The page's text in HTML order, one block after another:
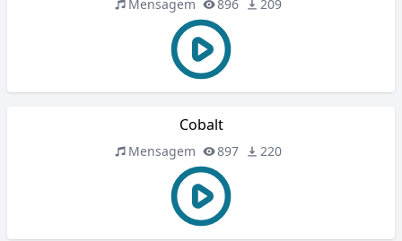
Mensagem 896 209
Cobalt
Mensagem 897 220